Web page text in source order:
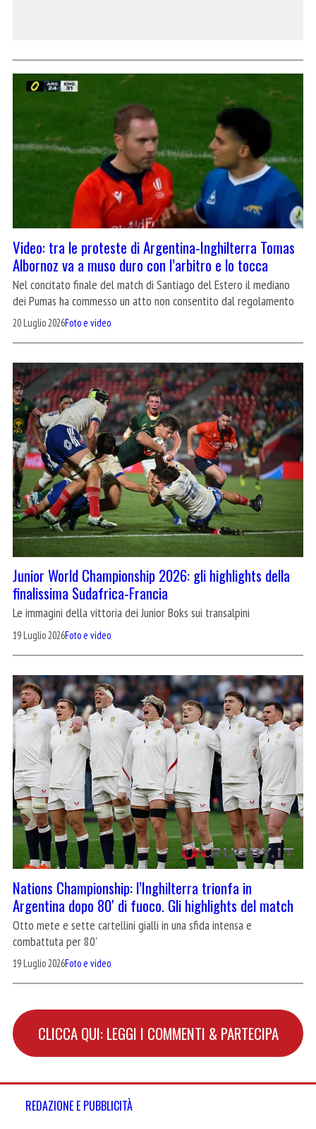
Video: tra le proteste di Argentina-Inghilterra Tomas
Albornoz va a muso duro con l’arbitro e lo tocca
Nel concitato finale del match di Santiago del Estero il mediano
dei Pumas ha commesso un atto non consentito dal regolamento
20 Luglio 2026Foto e video
Junior World Championship 2026: gli highlights della
finalissima Sudafrica-Francia
Le immagini della vittoria dei Junior Boks sui transalpini
19 Luglio 2026Foto e video
Nations Championship: l’Inghilterra trionfa in
Argentina dopo 80′ di fuoco. Gli highlights del match
Otto mete e sette cartellini gialli in una sfida intensa e
combattuta per 80'
19 Luglio 2026Foto e video
CLICCA QUI: LEGGI I COMMENTI & PARTECIPA
REDAZIONE E PUBBLICITÀ